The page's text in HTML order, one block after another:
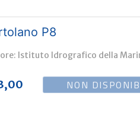
P8
Istituto Idrografico della
NON